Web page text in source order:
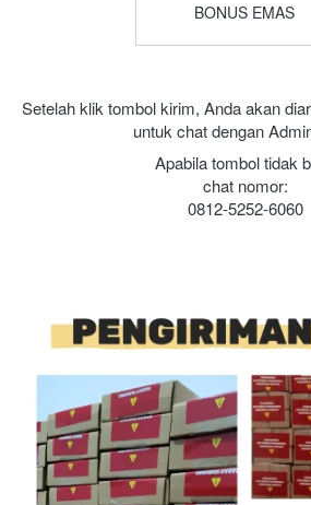
BONUS EMAS
Setelah klik tombol kirim, Anda akan
untuk chat dengan
Apabila tombol tidak
chat nomor:
0812-5252-6060